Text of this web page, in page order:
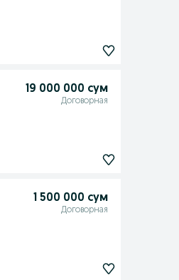
19 000 000 сум
Договорная
1 500 000 сум
Договорная